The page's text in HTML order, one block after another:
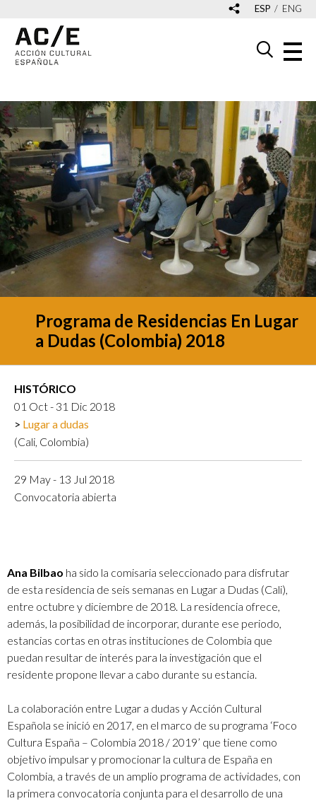
ESP ENG
Programa de Residencias En Lugar
a Dudas (Colombia) 2018
HISTÓRICO
01 Oct - 31 Dic 2018
Lugar a dudas
(Cali, Colombia)
29 May - 13 Jul 2018
Convocatoria abierta
Ana Bilbao ha sido la comisaria seleccionado para disfrutar
de esta residencia de seis semanas en Lugar a Dudas (Cali),
entre octubre y diciembre de 2018. La residencia ofrece,
además, la posibilidad de incorporar, durante ese periodo,
estancias cortas en otras instituciones de Colombia que
puedan resultar de interés para la investigación que el
residente propone llevar a cabo durante su estancia.
La colaboración entre Lugar a dudas y Acción Cultural
Española se inició en 2017, en el marco de su programa ‘Foco
Cultura España – Colombia 2018 / 2019’ que tiene como
objetivo impulsar y promocionar la cultura de España en
Colombia, a través de un amplio programa de actividades, con
la primera convocatoria conjunta para el desarrollo de una